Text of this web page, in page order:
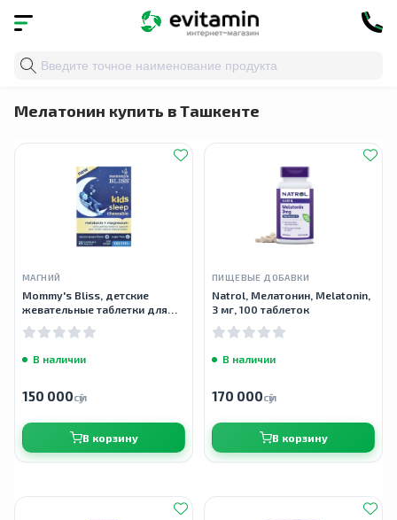
Главная Здоровье органов и систем
Мелатонин купить в Ташкенте
МАГНИЙ
Mommy's Bliss, детские
жевательные таблетки для
сна, мелатонин + магний, для
детей от 3 лет, натуральный
В наличии
150 000сӯм
В корзину
ПИЩЕВЫЕ ДОБАВКИ
Natrol, Мелатонин, Melatonin,
3 мг, 100 таблеток
В наличии
170 000сӯм
В корзину